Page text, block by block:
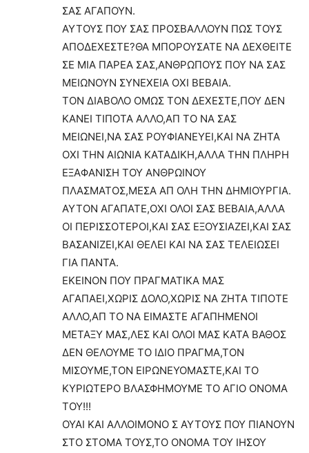
ΣΑΣ ΑΓΑΠΟΥΝ.
ΑΥΤΟΥΣ ΠΟΥ ΣΑΣ ΠΡΟΣΒΑΛΛΟΥΝ ΠΩΣ ΤΟΥΣ
ΑΠΟΔΕΧΕΣΤΕ?ΘΑ ΜΠΟΡΟΥΣΑΤΕ ΝΑ ΔΕΧΘΕΙΤΕ
ΣΕ ΜΙΑ ΠΑΡΕΑ ΣΑΣ,ΑΝΘΡΩΠΟΥΣ ΠΟΥ ΝΑ ΣΑΣ
ΜΕΙΩΝΟΥΝ ΣΥΝΕΧΕΙΑ ΟΧΙ ΒΕΒΑΙΑ.
ΤΟΝ ΔΙΑΒΟΛΟ ΟΜΩΣ ΤΟΝ ΔΕΧΕΣΤΕ,ΠΟΥ ΔΕΝ
ΚΑΝΕΙ ΤΙΠΟΤΑ ΑΛΛΟ,ΑΠ ΤΟ ΝΑ ΣΑΣ
ΜΕΙΩΝΕΙ,ΝΑ ΣΑΣ ΡΟΥΦΙΑΝΕΥΕΙ,ΚΑΙ ΝΑ ΖΗΤΑ
ΟΧΙ ΤΗΝ ΑΙΩΝΙΑ ΚΑΤΑΔΙΚΗ,ΑΛΛΑ ΤΗΝ ΠΛΗΡΗ
ΕΞΑΦΑΝΙΣΗ ΤΟΥ ΑΝΘΡΩΙΝΟΥ
ΠΛΑΣΜΑΤΟΣ,ΜΕΣΑ ΑΠ ΟΛΗ ΤΗΝ ΔΗΜΙΟΥΡΓΙΑ.
ΑΥΤΟΝ ΑΓΑΠΑΤΕ,ΟΧΙ ΟΛΟΙ ΣΑΣ ΒΕΒΑΙΑ,ΑΛΛΑ
ΟΙ ΠΕΡΙΣΣΟΤΕΡΟΙ,ΚΑΙ ΣΑΣ ΕΞΟΥΣΙΑΖΕΙ,ΚΑΙ ΣΑΣ
ΒΑΣΑΝΙΖΕΙ,ΚΑΙ ΘΕΛΕΙ ΚΑΙ ΝΑ ΣΑΣ ΤΕΛΕΙΩΣΕΙ
ΓΙΑ ΠΑΝΤΑ.
ΕΚΕΙΝΟΝ ΠΟΥ ΠΡΑΓΜΑΤΙΚΑ ΜΑΣ
ΑΓΑΠΑΕΙ,ΧΩΡΙΣ ΔΟΛΟ,ΧΩΡΙΣ ΝΑ ΖΗΤΑ ΤΙΠΟΤΕ
ΑΛΛΟ,ΑΠ ΤΟ ΝΑ ΕΙΜΑΣΤΕ ΑΓΑΠΗΜΕΝΟΙ
ΜΕΤΑΞΥ ΜΑΣ,ΛΕΣ ΚΑΙ ΟΛΟΙ ΜΑΣ ΚΑΤΑ ΒΑΘΟΣ
ΔΕΝ ΘΕΛΟΥΜΕ ΤΟ ΙΔΙΟ ΠΡΑΓΜΑ,ΤΟΝ
ΜΙΣΟΥΜΕ,ΤΟΝ ΕΙΡΩΝΕΥΟΜΑΣΤΕ,ΚΑΙ ΤΟ
ΚΥΡΙΩΤΕΡΟ ΒΛΑΣΦΗΜΟΥΜΕ ΤΟ ΑΓΙΟ ΟΝΟΜΑ
ΤΟΥ!!!
ΟΥΑΙ ΚΑΙ ΑΛΛΟΙΜΟΝΟ Σ ΑΥΤΟΥΣ ΠΟΥ ΠΙΑΝΟΥΝ
ΣΤΟ ΣΤΟΜΑ ΤΟΥΣ,ΤΟ ΟΝΟΜΑ ΤΟΥ ΙΗΣΟΥ